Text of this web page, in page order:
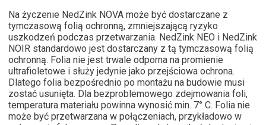
Na życzenie NedZink NOVA może być dostarczane z
tymczasową folią ochronną, zmniejszającą ryzyko
uszkodzeń podczas przetwarzania. NedZink NEO i NedZink
NOIR standardowo jest dostarczany z tą tymczasową folią
ochronną. Folia nie jest trwale odporna na promienie
ultrafioletowe i służy jedynie jako przejściowa ochrona.
Dlatego folia bezpośrednio po montażu na budowie musi
zostać usunięta. Dla bezproblemowego zdejmowania foli,
temperatura materiału powinna wynosić min. 7° C. Folia nie
może być przetwarzana w połączeniach, przykładowo w